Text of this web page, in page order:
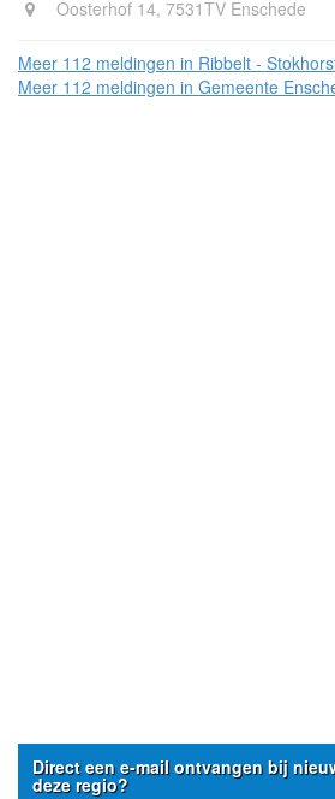
Oosterhof 14, 7531TV Enschede
Meer 112 meldingen in Ribbelt -
Meer 112 meldingen in Gemeente
Direct een e-mail ontvangen bij
deze regio?